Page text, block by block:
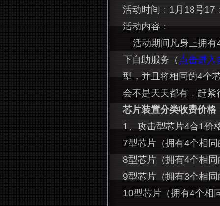
活动时间：1月18号17
活动内容：
活动期间凡身上拥
下自助服务（点击进入
型，并且将相同的4个
会不是天天都有，赶紧
芯片装置分类收费价格
1、攻击型芯片4合1价
7型芯片（拥有4个相
8型芯片（拥有4个相
9型芯片（拥有3个相
10型芯片（拥有4个相